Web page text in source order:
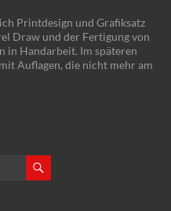
Printdesign und Grafiksatz
Draw und der Fertigung von
in Handarbeit. Im späteren
Auflagen, die nicht mehr am